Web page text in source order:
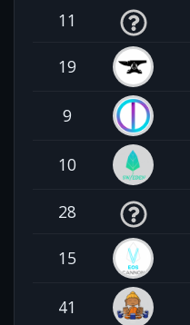
11
19
9
10
28
15
41